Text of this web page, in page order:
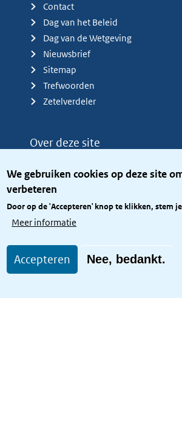
We gebruiken cookies op deze site
verbeteren
Door op de 'Accepteren' knop te klikken, stem
Meer informatie
Accepteren Nee, bedankt.
Contact
Dag van het Beleid
Dag van de Wetgeving
Nieuwsbrief
Sitemap
Trefwoorden
Zetelverdeler
Over deze site
Privacy
Toegang site openbaar
Toegankelijkheid